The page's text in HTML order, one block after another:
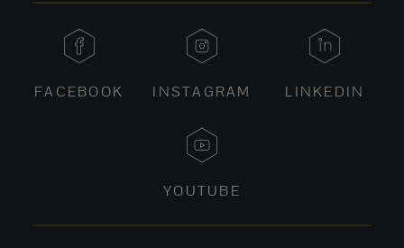
FACEBOOK INSTAGRAM LINKEDIN
YOUTUBE